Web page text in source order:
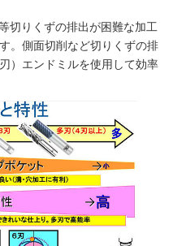
切りくずの排出が困難な加工
。側面切削など切りくずの排
）エンドミルを使用して効率